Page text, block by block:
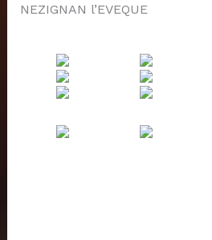
NEZIGNAN l’EVEQUE